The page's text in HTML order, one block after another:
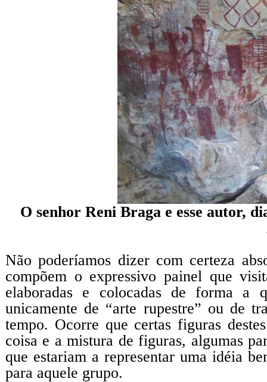
O senhor Reni Braga e esse autor,
Não poderíamos dizer com certeza
compõem o expressivo painel que
elaboradas e colocadas de forma a
unicamente de “arte rupestre” ou de
tempo. Ocorre que certas figuras
coisa e a mistura de figuras, algumas
que estariam a representar uma idéia
para aquele grupo.